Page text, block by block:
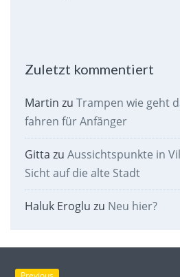
Zuletzt kommentiert
Martin zu Trampen wie geht
fahren für Anfänger
Gitta zu Aussichtspunkte in
Sicht auf die alte Stadt
Haluk Eroglu zu Neu hier?